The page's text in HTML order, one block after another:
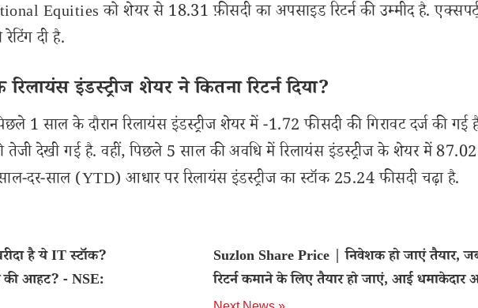
Equities को शेयर से 18.31 फ़ीसदी का अपसाइड रिटर्न की उम्मीद है.
दी है.
इंडस्ट्रीज शेयर ने कितना रिटर्न दिया?
1 साल के दौरान रिलायंस इंडस्ट्रीज शेयर में -1.72 फीसदी की गिरावट दर्ज की गई
देखी गई है. वहीं, पिछले 5 साल की अवधि में रिलायंस इंडस्ट्रीज के शेयर में 87.02
दर-साल (YTD) आधार पर रिलायंस इंडस्ट्रीज का स्टॉक 25.24 फीसदी चढ़ा है.
है ये IT स्टॉक?
की आहट? - NSE:
Suzlon Share Price | निवेशक हो जाएं तैयार,
रिटर्न कमाने के लिए तैयार हो जाएं, आई धमाकेदार